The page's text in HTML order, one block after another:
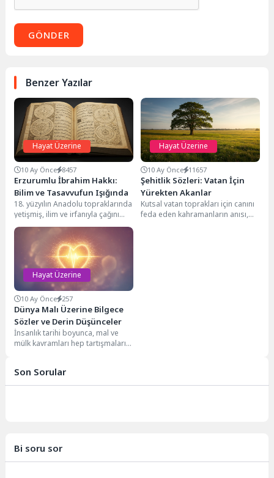
GÖNDER
Benzer Yazılar
Hayat Üzerine
10 Ay Önce 8457
Erzurumlu İbrahim Hakkı:
Bilim ve Tasavvufun Işığında
18. yüzyılın Anadolu topraklarında
yetişmiş, ilim ve irfanıyla çağını
aşmış müstesna şahsiyetlerden
biri olan Erzurumlu...
Hayat Üzerine
10 Ay Önce 11657
Şehitlik Sözleri: Vatan İçin
Yürekten Akanlar
Kutsal vatan toprakları için canını
feda eden kahramanların anısı,
Hayat Üzerine
10 Ay Önce 257
Dünya Malı Üzerine Bilgece
Sözler ve Derin Düşünceler
İnsanlık tarihi boyunca, mal ve
mülk kavramları hep tartışmaların
Son Sorular
Bi soru sor